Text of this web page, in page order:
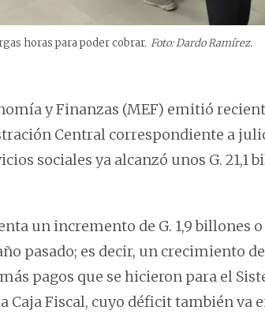
horas para poder cobrar. Foto: Dardo Ramírez.
y Finanzas (MEF) emitió
Central correspondiente a
sociales ya alcanzó unos G. 21,1
un incremento de G. 1,9 billones
pasado; es decir, un crecimiento
pagos que se hicieron para el
Caja Fiscal, cuyo déficit también va